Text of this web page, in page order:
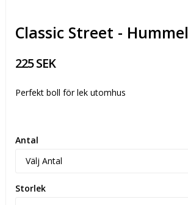
Classic Street - Hummel
225 SEK
Perfekt boll för lek utomhus
Antal
Storlek